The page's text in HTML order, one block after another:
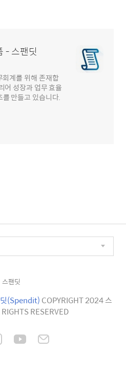
- 스팬딧
계를 위해 존재합
어 성장과 업무 효율
만들고 있습니다.
스팬딧
딧(Spendit) COPYRIGHT 2024 스
RESERVED